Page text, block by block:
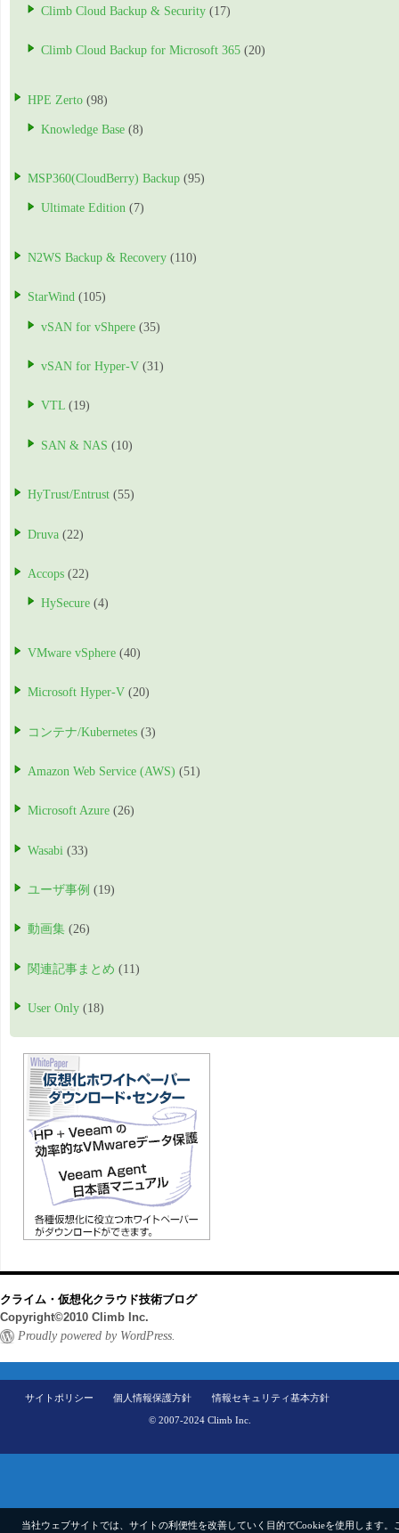
Climb Cloud Backup & Security (17)
Climb Cloud Backup for Microsoft 365 (20)
HPE Zerto (98)
Knowledge Base (8)
MSP360(CloudBerry) Backup (95)
Ultimate Edition (7)
N2WS Backup & Recovery (110)
StarWind (105)
vSAN for vShpere (35)
vSAN for Hyper-V (31)
VTL (19)
SAN & NAS (10)
HyTrust/Entrust (55)
Druva (22)
Accops (22)
HySecure (4)
VMware vSphere (40)
Microsoft Hyper-V (20)
コンテナ/Kubernetes (3)
Amazon Web Service (AWS) (51)
Microsoft Azure (26)
Wasabi (33)
ユーザ事例 (19)
動画集 (26)
関連記事まとめ (11)
User Only (18)
クライム・仮想化クラウド技術ブログ
Copyright©2010 Climb Inc.
Proudly powered by WordPress.
サイトポリシー 個人情報保護方針 情報セキュリティ基本方針
© 2007-2024 Climb Inc.
当社ウェブサイトでは、サイトの利便性を改善していく目的でCookieを使用します。